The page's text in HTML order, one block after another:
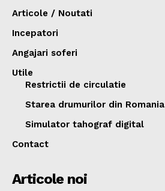
Articole / Noutati
Incepatori
Angajari soferi
Utile
Restrictii de circulatie
Starea drumurilor din Romania
Simulator tahograf digital
Contact
Articole noi